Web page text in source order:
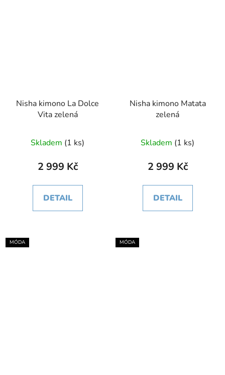
Nisha kimono La Dolce
Vita zelená
Skladem (1 ks)
2 999 Kč
DETAIL
Nisha kimono Matata
zelená
Skladem (1 ks)
2 999 Kč
DETAIL
MÓDA MÓDA